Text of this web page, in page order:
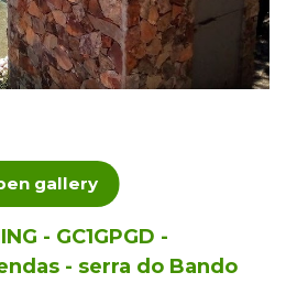
gallery
- GC1GPGD -
- serra do Bando